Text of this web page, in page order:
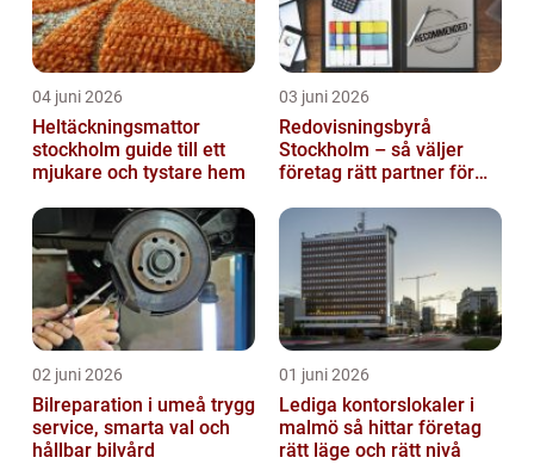
04 juni 2026
Heltäckningsmattor
stockholm guide till ett
mjukare och tystare hem
03 juni 2026
Redovisningsbyrå
Stockholm – så väljer
företag rätt partner för
02 juni 2026
Bilreparation i umeå trygg
service, smarta val och
hållbar bilvård
01 juni 2026
Lediga kontorslokaler i
malmö så hittar företag
rätt läge och rätt nivå